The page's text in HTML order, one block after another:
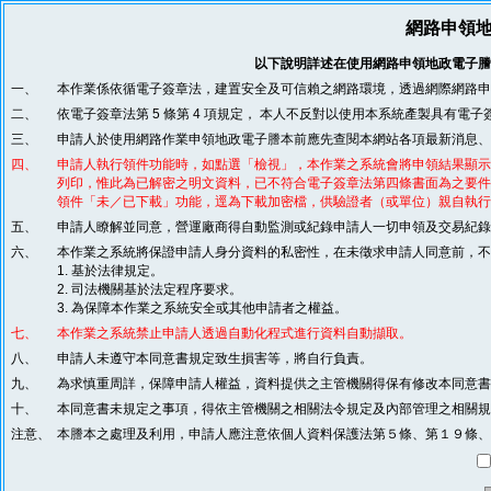
網路申領
以下說明詳述在使用網路申領地政電子
一、
本作業係依循電子簽章法，建置安全及可信賴之網路環境，透過網際網路
二、
依電子簽章法第 5 條第 4 項規定， 本人不反對以使用本系統產製具有電
三、
申請人於使用網路作業申領地政電子謄本前應先查閱本網站各項最新消息
四、
申請人執行領件功能時，如點選「檢視」，本作業之系統會將申領結果顯
列印，惟此為已解密之明文資料，已不符合電子簽章法第四條書面為之要
領件「未／已下載」功能，逕為下載加密檔，供驗證者（或單位）親自執
五、
申請人瞭解並同意，營運廠商得自動監測或紀錄申請人一切申領及交易紀
六、
本作業之系統將保證申請人身分資料的私密性，在未徵求申請人同意前，
1. 基於法律規定。
2. 司法機關基於法定程序要求。
3. 為保障本作業之系統安全或其他申請者之權益。
七、
本作業之系統禁止申請人透過自動化程式進行資料自動擷取。
八、
申請人未遵守本同意書規定致生損害等，將自行負責。
九、
為求慎重周詳，保障申請人權益，資料提供之主管機關得保有修改本同意
十、
本同意書未規定之事項，得依主管機關之相關法令規定及內部管理之相關
注意、
本謄本之處理及利用，申請人應注意依個人資料保護法第５條、第１９條